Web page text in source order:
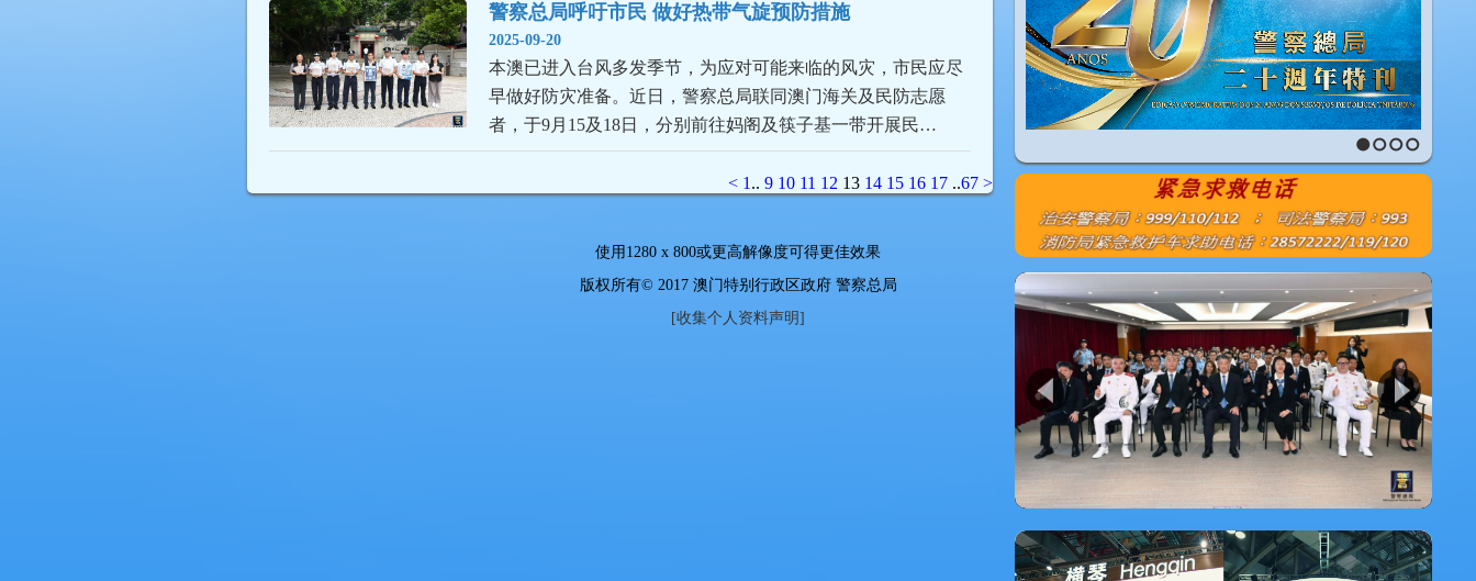
警察总局呼吁市民 做好热带气旋预防措施
2025-09-20
本澳已进入台风多发季节，为应对可能来临的风灾，市民应尽
早做好防灾准备。近日，警察总局联同澳门海关及民防志愿
者，于9月15及18日，分别前往妈阁及筷子基一带开展民…
< 1 .. 9 10 11 12 13 14 15 16 17..67 >
1 2 3 4
使用 1280 x 800或更高解像度可得更佳效果
版权所有© 2017 澳门特别行政区政府 警察总局
[收集个人资料声明]